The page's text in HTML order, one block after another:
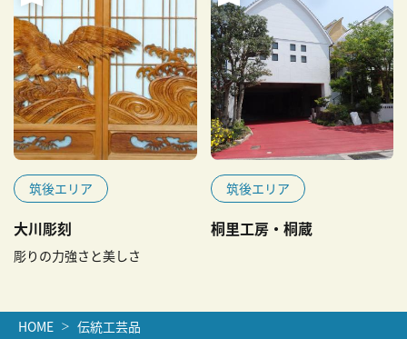
筑後エリア
大川彫刻
彫りの力強さと美しさ
筑後エリア
桐里工房・桐蔵
HOME 伝統工芸品